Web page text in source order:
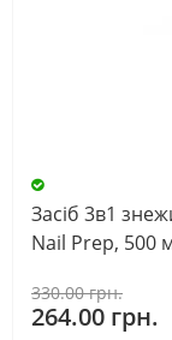
Засіб 3в1
Nail Prep, 500
330.00 грн.
264.00 грн.